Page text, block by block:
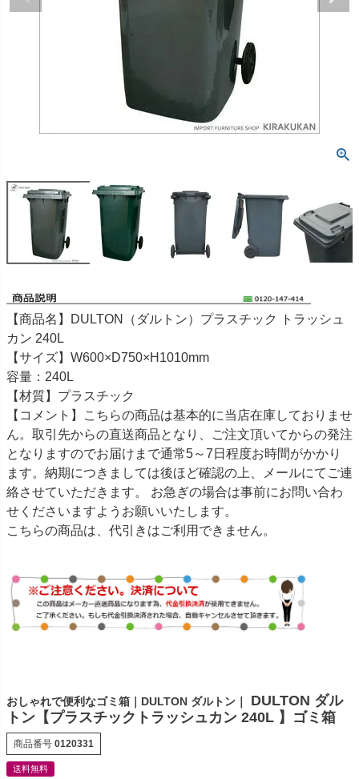
【商品名】DULTON（ダルトン）プラスチック トラッシュ
カン 240L
【サイズ】W600×D750×H1010mm
容量：240L
【材質】プラスチック
【コメント】こちらの商品は基本的に当店在庫しておりませ
ん。取引先からの直送商品となり、ご注文頂いてからの発注
となりますのでお届けまで通常5～7日程度お時間がかかり
ます。納期につきましては後ほど確認の上、メールにてご連
絡させていただきます。 お急ぎの場合は事前にお問い合わ
せくださいますようお願いいたします。
こちらの商品は、代引きはご利用できません。
おしゃれで便利なゴミ箱｜DULTON ダルトン｜
DULTON ダル
トン【プラスチックトラッシュカン 240L 】ゴミ箱
商品番号 0120331
送料無料